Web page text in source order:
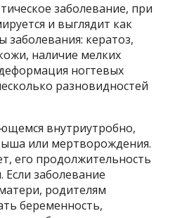
заболевание, при
и выглядит как
кератоз,
наличие мелких
ногтевых
разновидностей
внутриутробно,
или мертворождения.
его продолжительность
заболевание
родителям
беременность,